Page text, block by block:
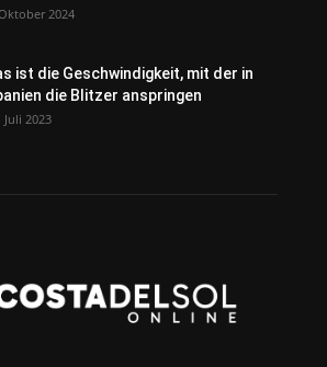
2024
ist die Geschwindigkeit, mit der in
die Blitzer anspringen
Juli 2023